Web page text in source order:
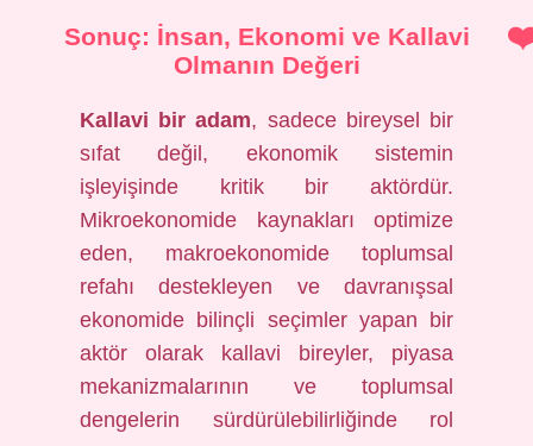
Sonuç: İnsan, Ekonomi ve Kallavi
Olmanın Değeri
Kallavi bir adam, sadece bireysel bir
sıfat değil, ekonomik sistemin
işleyişinde kritik bir aktördür.
Mikroekonomide kaynakları optimize
eden, makroekonomide toplumsal
refahı destekleyen ve davranışsal
ekonomide bilinçli seçimler yapan bir
aktör olarak kallavi bireyler, piyasa
mekanizmalarının ve toplumsal
dengelerin sürdürülebilirliğinde rol